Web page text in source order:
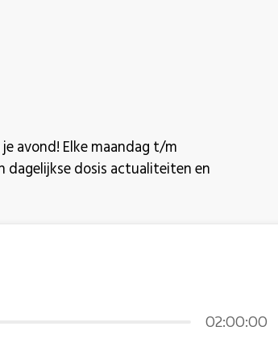
avond! Elke maandag t/m
dagelijkse dosis actualiteiten en
02:00:00